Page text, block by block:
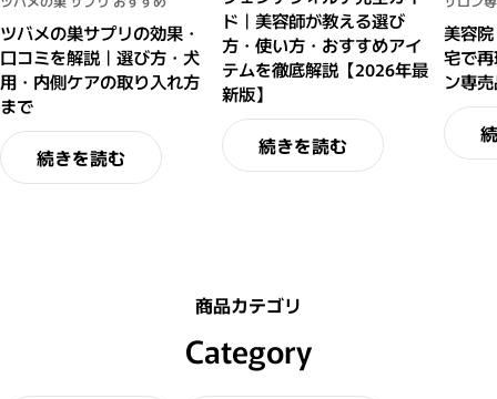
ツバメの巣サプリの効果・
口コミを解説｜選び方・犬
用・内側ケアの取り入れ方
まで
続きを読む
ド｜美容師が教える選び
方・使い方・おすすめアイ
テムを徹底解説【2026年最
新版】
続きを読む
美容
宅で
ン専
商品カテゴリ
Category